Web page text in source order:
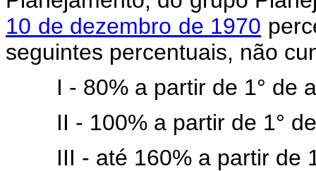
10 de dezembro de 1970
seguintes percentuais, não
I - 80% a partir de 1° de
II - 100% a partir de 1°
III - até 160% a partir de